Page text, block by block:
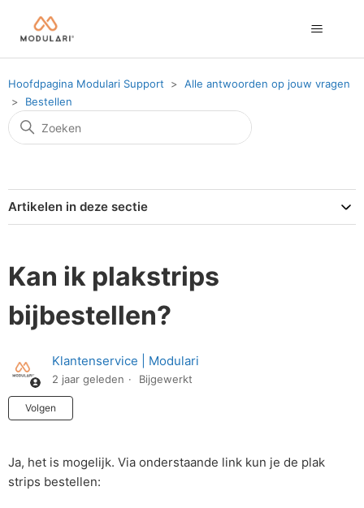
Hoofdpagina Modulari Support
Alle antwoorden op jouw vragen
Bestellen
Artikelen in deze sectie
Kan ik plakstrips
bijbestellen?
Klantenservice | Modulari
2 jaar geleden Bijgewerkt
Volgen
Ja, het is mogelijk. Via onderstaande link kun je de plak
strips bestellen: